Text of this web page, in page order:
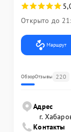
Открыто до
Маршрут
ОбзорОтзывы 220
Адрес
г.
Контакты